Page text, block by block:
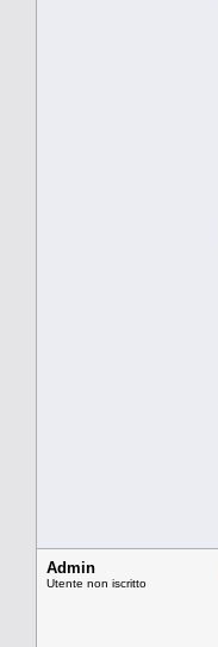
Admin
Utente non iscritto